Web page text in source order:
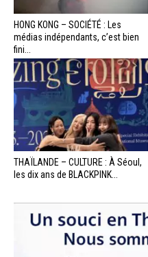
HONG KONG – SOCIÉTÉ : Les
médias indépendants, c’est bien
fini...
THAÏLANDE – CULTURE : À Séoul,
les dix ans de BLACKPINK...